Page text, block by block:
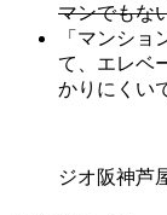
マンでもな
「マンシ
て、エレベ
かりにくい
ジオ阪神芦